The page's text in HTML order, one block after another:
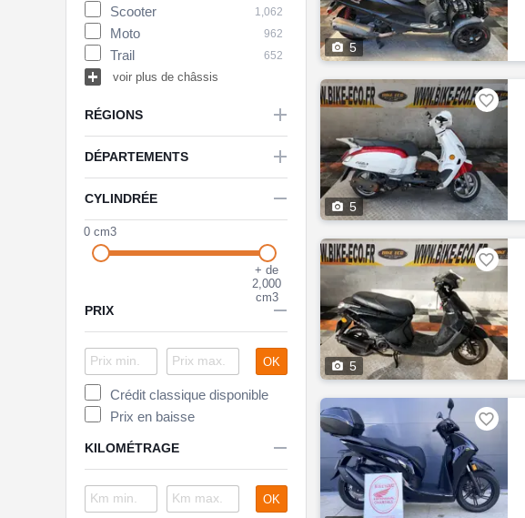
 5
 5

 5


ER 19
EXC 30
Electra Glide 17
 voir plus de modèles
Scooter 1,062
Moto 962
Trail 652
 voir plus de châssis
RÉGIONS 
DÉPARTEMENTS 
CYLINDRÉE 
0 cm3
+ de
2,000
cm3
PRIX 
OK
Crédit classique disponible
Prix en baisse
KILOMÉTRAGE 
OK